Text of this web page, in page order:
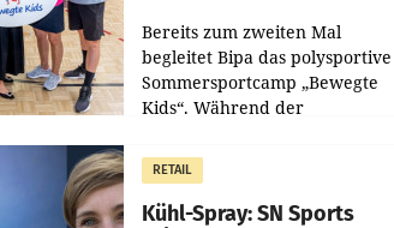
Bereits zum zweiten Mal
begleitet Bipa das polysportive
Sommersportcamp „Bewegte
Kids“. Während der
Juli und August versorgt das
Unternehmen Kinder sowie
RETAIL
Kühl-Spray: SN Sports